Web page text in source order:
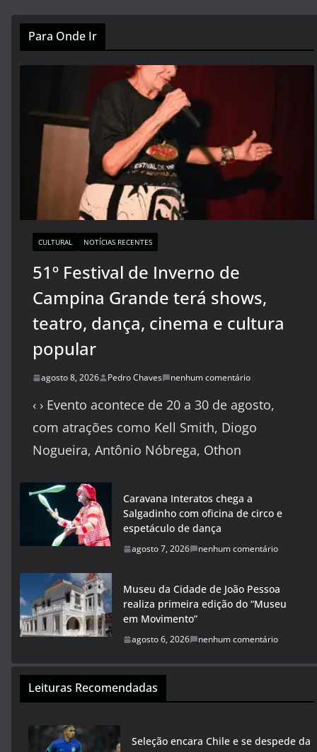
Para Onde Ir
CULTURAL NOTÍCIAS RECENTES
51º Festival de Inverno de
Campina Grande terá shows,
teatro, dança, cinema e cultura
popular
agosto 8, 2026 Pedro Chaves nenhum comentário
‹ › Evento acontece de 20 a 30 de agosto,
com atrações como Kell Smith, Diogo
Nogueira, Antônio Nóbrega, Othon
Caravana Interatos chega a
Salgadinho com oficina de circo e
espetáculo de dança
agosto 7, 2026 nenhum comentário
Museu da Cidade de João Pessoa
realiza primeira edição do “Museu
em Movimento”
agosto 6, 2026 nenhum comentário
Leituras Recomendadas
Seleção encara Chile e se despede da